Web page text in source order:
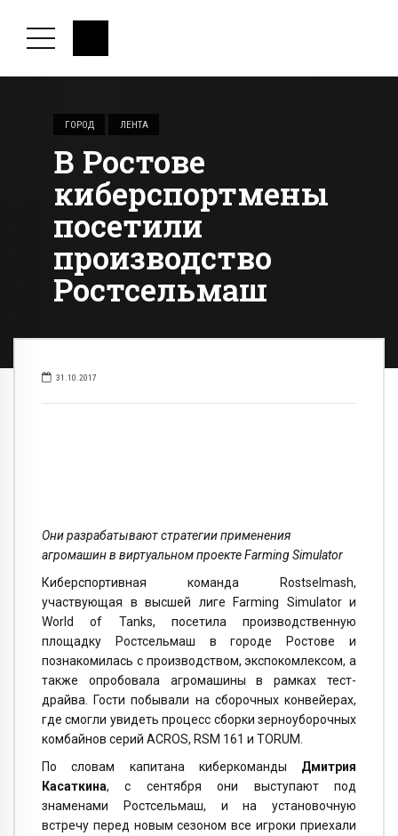
ГОРОД ЛЕНТА
В Ростове
киберспортмены
посетили
производство
Ростсельмаш
31.10.2017
Они разрабатывают стратегии применения
агромашин в виртуальном проекте Farming Simulator
Киберспортивная команда Rostselmash,
участвующая в высшей лиге Farming Simulator и
World of Tanks, посетила производственную
площадку Ростсельмаш в городе Ростове и
познакомилась с производством, экспокомлексом, а
также опробовала агромашины в рамках тест-
драйва. Гости побывали на сборочных конвейерах,
где смогли увидеть процесс сборки зерноуборочных
комбайнов серий ACROS, RSM 161 и TORUM.
По словам капитана киберкоманды Дмитрия
Касаткина, с сентября они выступают под
знаменами Ростсельмаш, и на установочную
встречу перед новым сезоном все игроки приехали